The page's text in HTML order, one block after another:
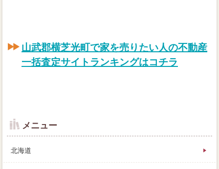
山武郡横芝光町で家を売りたい人の不動産
一括査定サイトランキングはコチラ
メニュー
北海道